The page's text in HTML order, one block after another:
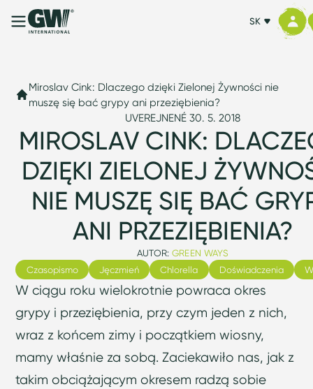
SK
Miroslav Cink: Dlaczego dzięki Zielonej Żywności nie
muszę się bać grypy ani przeziębienia?
UVEREJNENÉ 30. 5. 2018
MIROSLAV CINK:
DZIĘKI ZIELONEJ
NIE MUSZĘ SIĘ BAĆ
ANI PRZEZIĘBIENIA?
AUTOR: GREEN WAYS
Czasopismo
Jęczmień Chlorella Doświadczenia
W ciągu roku wielokrotnie powraca okres
grypy i przeziębienia, przy czym jeden z nich,
wraz z końcem zimy i początkiem wiosny,
mamy właśnie za sobą. Zaciekawiło nas, jak z
takim obciążającym okresem radzą sobie